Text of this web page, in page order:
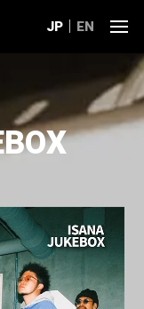
JP EN